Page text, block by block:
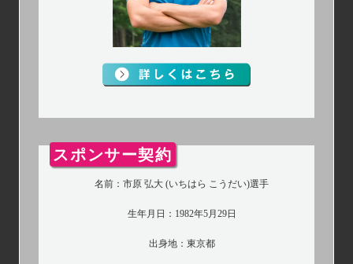
スポンサー契約
名前：市原 弘大 (いちはら こうだい)選手
生年月日：1982年5月29日
出身地：東京都